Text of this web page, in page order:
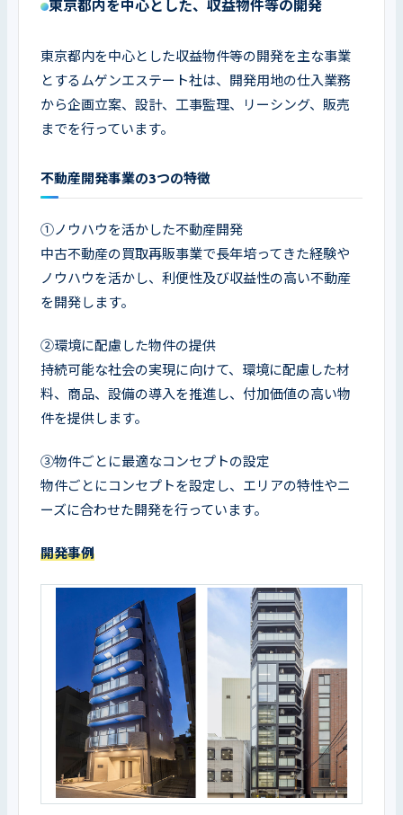
東京都内を中心とした、収益物件等の開発
東京都内を中心とした収益物件等の開発を主な事業
とするムゲンエステート社は、開発用地の仕入業務
から企画立案、設計、工事監理、リーシング、販売
までを行っています。
不動産開発事業の3つの特徴
①ノウハウを活かした不動産開発
中古不動産の買取再販事業で長年培ってきた経験や
ノウハウを活かし、利便性及び収益性の高い不動産
を開発します。
②環境に配慮した物件の提供
持続可能な社会の実現に向けて、環境に配慮した材
料、商品、設備の導入を推進し、付加価値の高い物
件を提供します。
③物件ごとに最適なコンセプトの設定
物件ごとにコンセプトを設定し、エリアの特性やニ
ーズに合わせた開発を行っています。
開発事例